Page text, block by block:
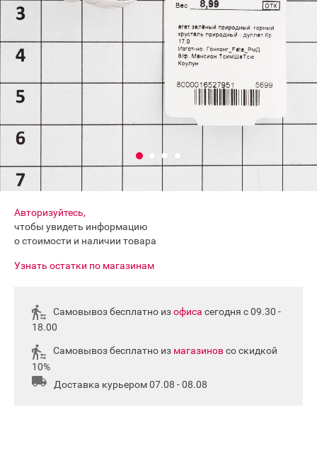
Авторизуйтесь,
чтобы увидеть информацию
о стоимости и наличии товара
Узнать остатки по магазинам
Самовывоз бесплатно изофиса сегодня с 09.30 -
18.00
Самовывоз бесплатно из магазиновсо скидкой
10%
Доставка курьером 07.08 - 08.08